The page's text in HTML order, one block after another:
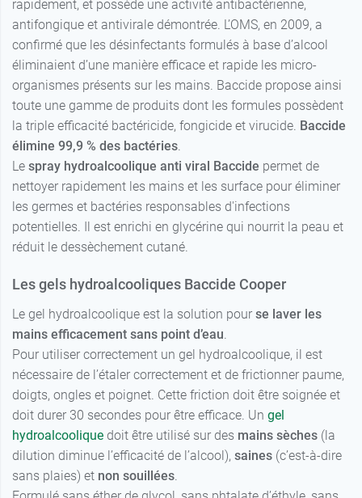
rapidement, et possède une activité antibactérienne,
antifongique et antivirale démontrée. L’OMS, en 2009, a
confirmé que les désinfectants formulés à base d’alcool
éliminaient d’une manière efficace et rapide les micro-
organismes présents sur les mains. Baccide propose ainsi
toute une gamme de produits dont les formules possèdent
la triple efficacité bactéricide, fongicide et virucide. Baccide
élimine 99,9 % des bactéries.
Le spray hydroalcoolique anti viral Baccide permet de
nettoyer rapidement les mains et les surface pour éliminer
les germes et bactéries responsables d'infections
potentielles. Il est enrichi en glycérine qui nourrit la peau et
réduit le dessèchement cutané.
Les gels hydroalcooliques Baccide Cooper
Le gel hydroalcoolique est la solution pour se laver les
mains efficacement sans point d’eau.
Pour utiliser correctement un gel hydroalcoolique, il est
nécessaire de l’étaler correctement et de frictionner paume,
doigts, ongles et poignet. Cette friction doit être soignée et
doit durer 30 secondes pour être efficace. Un gel
hydroalcoolique doit être utilisé sur des mains sèches (la
dilution diminue l’efficacité de l’alcool), saines (c’est-à-dire
sans plaies) et non souillées.